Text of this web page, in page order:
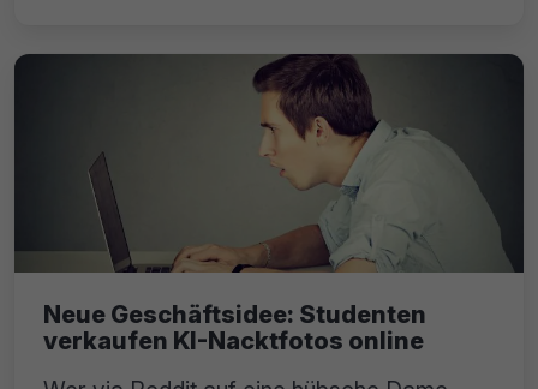
Neue Geschäftsidee: Studenten
verkaufen KI-Nacktfotos online